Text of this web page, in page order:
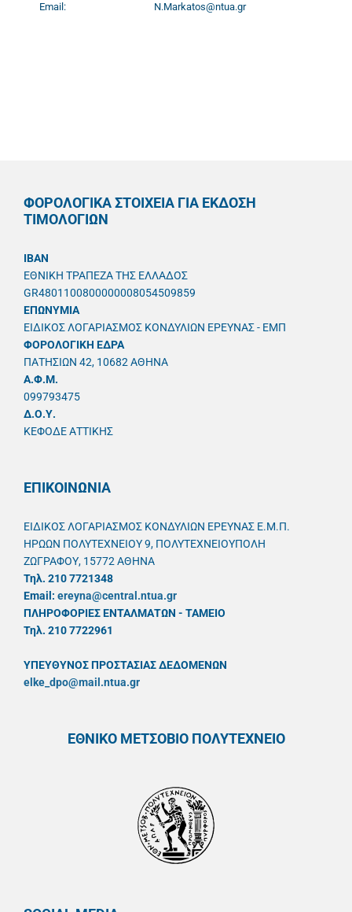
Email: N.Markatos@ntua.gr
ΦΟΡΟΛΟΓΙΚΑ ΣΤΟΙΧΕΙΑ ΓΙΑ ΕΚΔΟΣΗ
ΤΙΜΟΛΟΓΙΩΝ
IBAN
ΕΘΝΙΚΗ ΤΡΑΠΕΖΑ ΤΗΣ ΕΛΛΑΔΟΣ
GR4801100800000008054509859
ΕΠΩΝΥΜΙΑ
ΕΙΔΙΚΟΣ ΛΟΓΑΡΙΑΣΜΟΣ ΚΟΝΔΥΛΙΩΝ ΕΡΕΥΝΑΣ - ΕΜΠ
ΦΟΡΟΛΟΓΙΚΗ ΕΔΡΑ
ΠΑΤΗΣΙΩΝ 42, 10682 ΑΘΗΝΑ
A.Φ.Μ.
099793475
Δ.Ο.Υ.
ΚΕΦΟΔΕ ΑΤΤΙΚΗΣ
ΕΠΙΚΟΙΝΩΝΙΑ
ΕΙΔΙΚΟΣ ΛΟΓΑΡΙΑΣΜΟΣ ΚΟΝΔΥΛΙΩΝ ΕΡΕΥΝΑΣ Ε.Μ.Π.
ΗΡΩΩΝ ΠΟΛΥΤΕΧΝΕΙΟΥ 9, ΠΟΛΥΤΕΧΝΕΙΟΥΠΟΛΗ
ΖΩΓΡΑΦΟΥ, 15772 ΑΘΗΝΑ
Τηλ. 210 7721348
Email: ereyna@central.ntua.gr
ΠΛΗΡΟΦΟΡΙΕΣ ΕΝΤΑΛΜΑΤΩΝ - ΤΑΜΕΙΟ
Τηλ. 210 7722961
ΥΠΕΥΘYΝΟΣ ΠΡΟΣΤΑΣΙΑΣ ΔΕΔΟΜΕΝΩΝ
elke_dpo@mail.ntua.gr
ΕΘΝΙΚΟ ΜΕΤΣΟΒΙΟ ΠΟΛΥΤΕΧΝΕΙΟ